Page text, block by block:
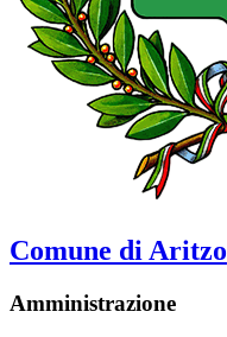
Comune di Aritzo
Amministrazione